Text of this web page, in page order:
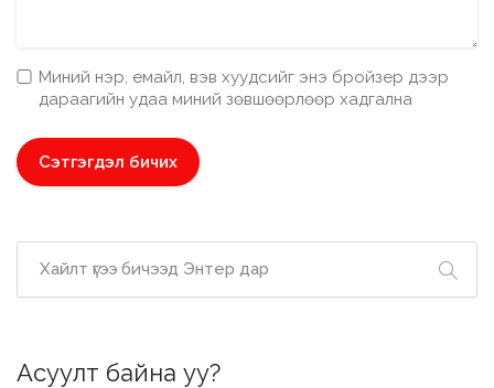
Миний нэр, емайл, вэв хуудсийг энэ бройзер дээр
дараагийн удаа миний зөвшөөрлөөр хадгална
Асуулт байна уу?